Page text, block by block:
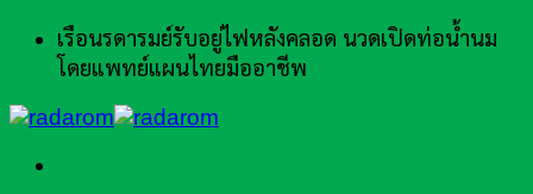
ข้าม
เนื้อหา
เรือนรดารมย์รับอยู่ไฟหลังคลอด นวดเปิดท่อน้ำนม
โดยแพทย์แผนไทยมืออาชีพ